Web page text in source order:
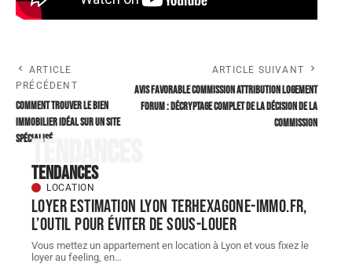
ARTICLE
PRÉCÉDENT
Comment trouver le bien
immobilier idéal sur un site
spécialisé
ARTICLE SUIVANT
Avis favorable commission attribution logement
forum : décryptage complet de la décision de la
commission
Tendances
Tendances
LOCATION
Loyer estimation Lyon terhexagone-immo.fr,
l’outil pour éviter de sous-louer
Vous mettez un appartement en location à Lyon et vous fixez le
loyer au feeling, en…